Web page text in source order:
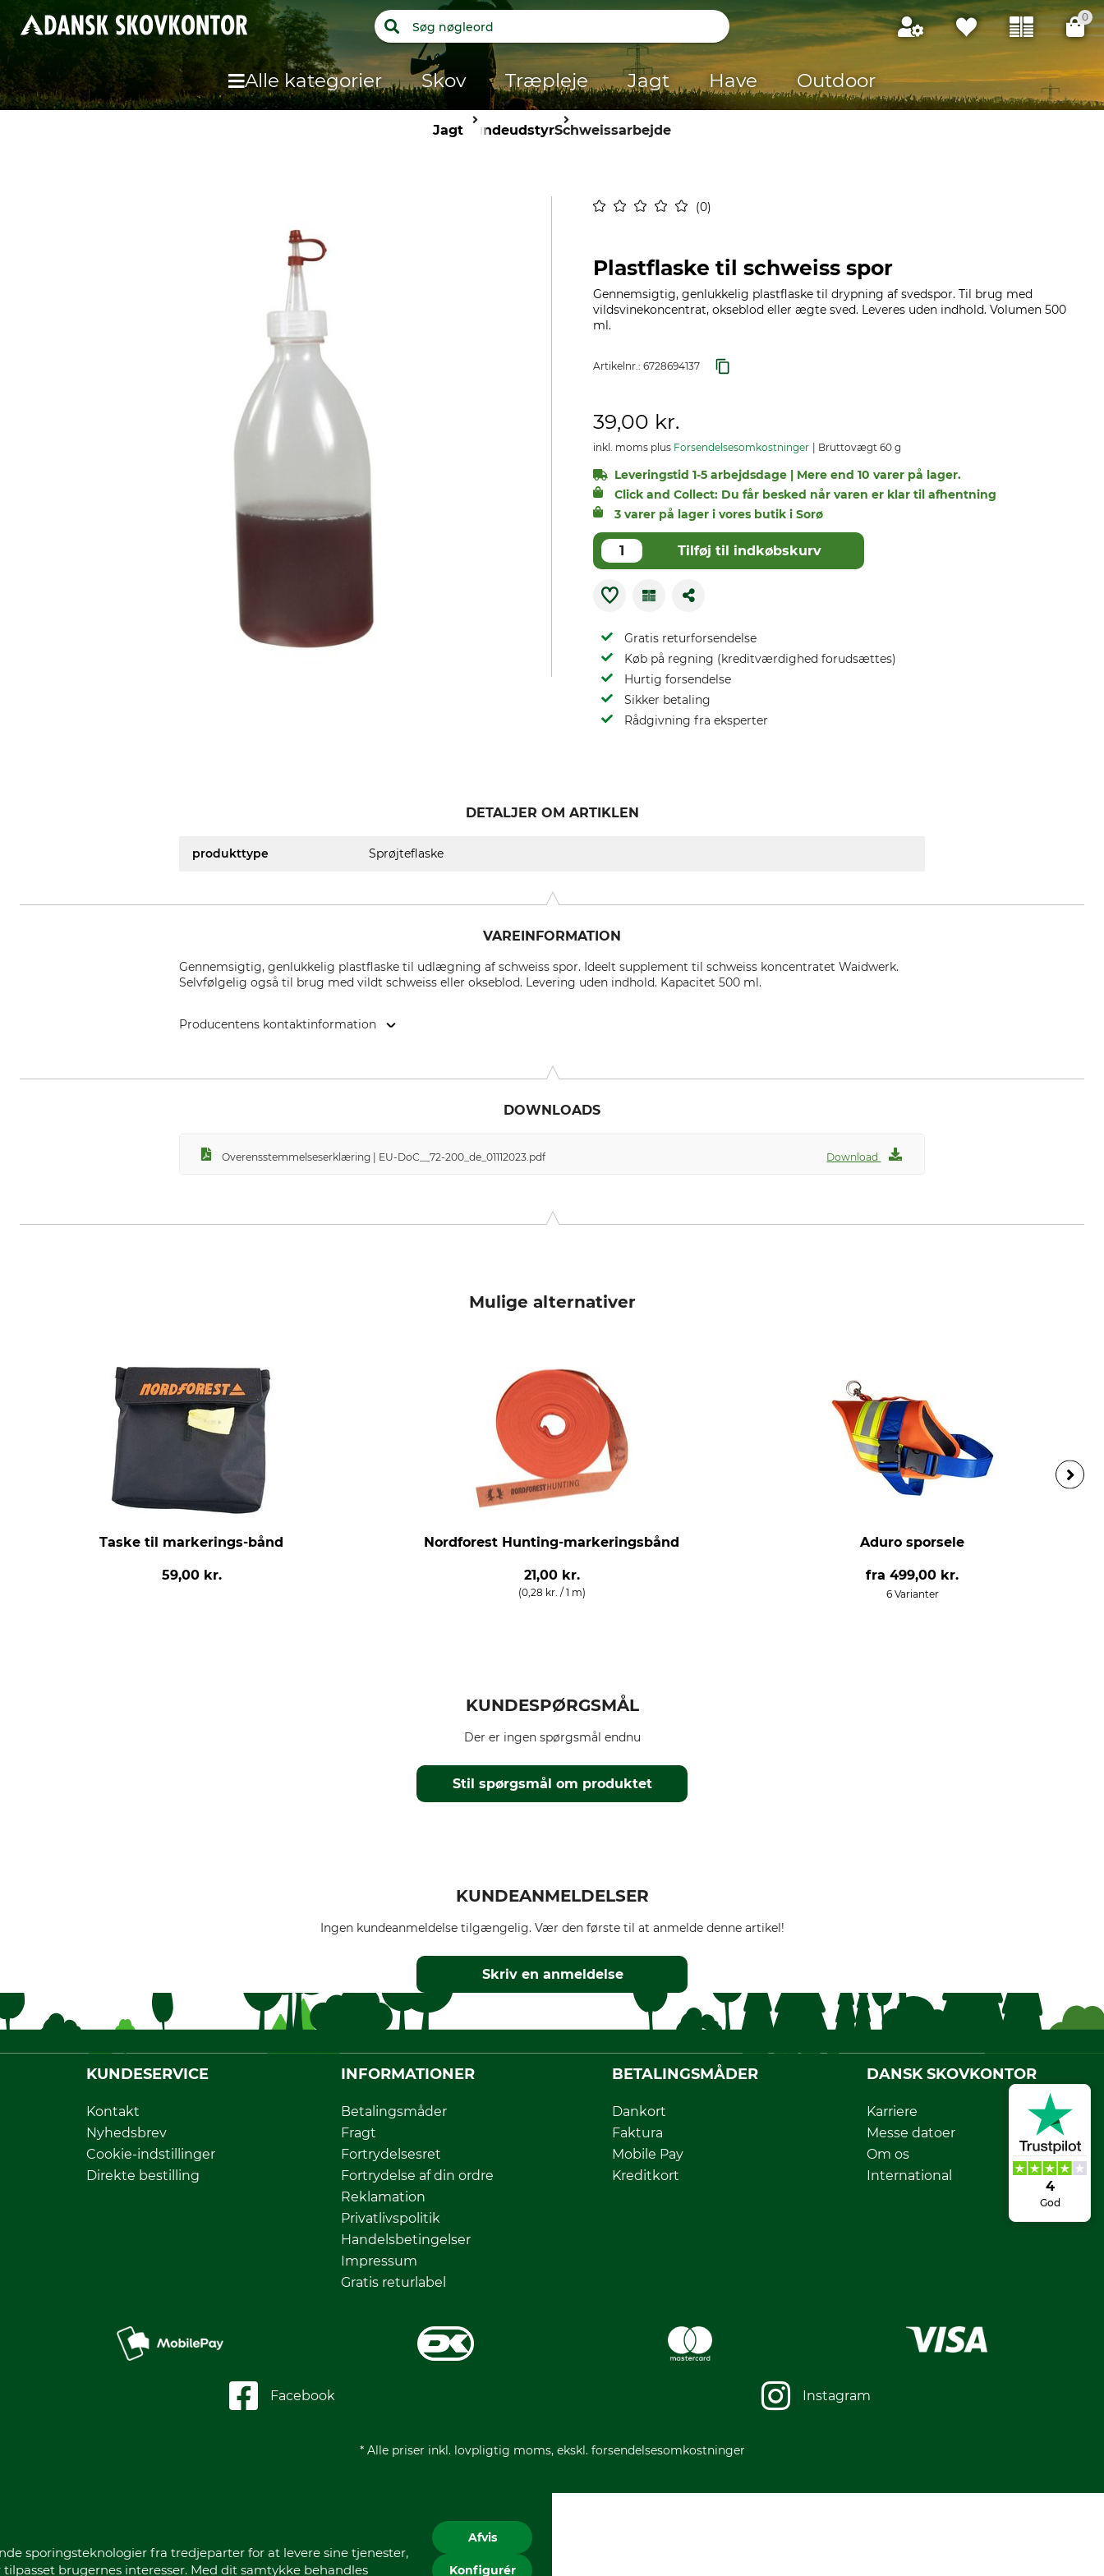
4
God
0
Alle kategorier Skov Træpleje Jagt Have Outdoor
Jagt HundeudstyrSchweissarbejde
0
Plastflaske til schweiss spor
Gennemsigtig, genlukkelig plastflaske til drypning af svedspor. Til brug med
vildsvinekoncentrat, okseblod eller ægte sved. Leveres uden indhold. Volumen 500
ml.
Artikelnr.: 6728694137
39,00 kr.
inkl. moms plus Forsendelsesomkostninger Bruttovægt 60 g
Leveringstid 1-5 arbejdsdage | Mere end 10 varer på lager.
Click and Collect: Du får besked når varen er klar til afhentning
3 varer på lager i vores butik i Sorø
Tilføj til indkøbskurv
Gratis returforsendelse
Køb på regning (kreditværdighed forudsættes)
Hurtig forsendelse
Sikker betaling
Rådgivning fra eksperter
DETALJER OM ARTIKLEN
produkttype Sprøjteflaske
VAREINFORMATION
Gennemsigtig, genlukkelig plastflaske til udlægning af schweiss spor. Ideelt supplement til schweiss koncentratet Waidwerk.
Selvfølgelig også til brug med vildt schweiss eller okseblod. Levering uden indhold. Kapacitet 500 ml.
Producentens kontaktinformation
DOWNLOADS
Overensstemmelseserklæring | EU-DoC__72-200_de_01112023.pdf Download
Mulige alternativer
Taske til markerings-bånd
59,00 kr.
Nordforest Hunting-markeringsbånd
21,00 kr.
(0,28 kr. / 1 m)
Aduro sporsele
fra499,00 kr.
6 Varianter
KUNDESPØRGSMÅL
Stil spørgsmål om produktet
Der er ingen spørgsmål endnu
KUNDEANMELDELSER
Ingen kundeanmeldelse tilgængelig. Vær den første til at anmelde denne artikel!
Skriv en anmeldelse
KUNDESERVICE
Kontakt
Nyhedsbrev
Cookie-indstillinger
Direkte bestilling
INFORMATIONER
Betalingsmåder
Fragt
Fortrydelsesret
Fortrydelse af din ordre
Reklamation
Privatlivspolitik
Handelsbetingelser
Impressum
Gratis returlabel
BETALINGSMÅDER
Dankort
Faktura
Mobile Pay
Kreditkort
DANSK SKOVKONTOR
Karriere
Messe datoer
Om os
International
Facebook Instagram
* Alle priser inkl. lovpligtig moms, ekskl. forsendelsesomkostninger
sporingsteknologier fra tredjeparter for at levere sine tjenester,
brugernes interesser. Med dit samtykke behandles
Afvis
Konfigurér